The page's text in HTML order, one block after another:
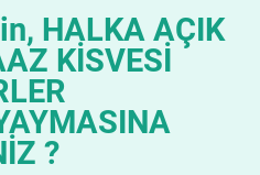
HALKA AÇIK
KİSVESİ
?